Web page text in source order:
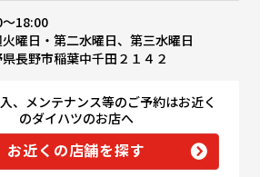
18:00
曜日・第二水曜日、第三水曜日
長野市稲葉中千田２１４２
、メンテナンス等のご予約はお近く
のダイハツのお店へ
お近くの店舗を探す